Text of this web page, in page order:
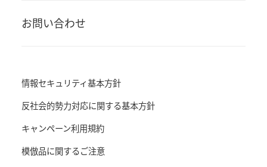
お問い合わせ
情報セキュリティ基本方針
反社会的勢力対応に関する基本方針
キャンペーン利用規約
模倣品に関するご注意